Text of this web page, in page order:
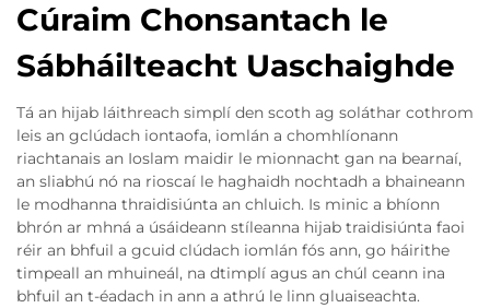
Cúraim Chonsantach le
Sábháilteacht Uaschaighde
Tá an hijab láithreach simplí den scoth ag soláthar cothrom
leis an gclúdach iontaofa, iomlán a chomhlíonann
riachtanais an Ioslam maidir le mionnacht gan na bearnaí,
an sliabhú nó na rioscaí le haghaidh nochtadh a bhaineann
le modhanna thraidisiúnta an chluich. Is minic a bhíonn
bhrón ar mhná a úsáideann stíleanna hijab traidisiúnta faoi
réir an bhfuil a gcuid clúdach iomlán fós ann, go háirithe
timpeall an mhuineál, na dtimplí agus an chúl ceann ina
bhfuil an t-éadach in ann a athrú le linn gluaiseachta.